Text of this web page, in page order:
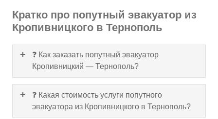
Кратко про попутный эвакуатор из
Кропивницкого в Тернополь
❓ Как заказать попутный эвакуатор
Кропивницкий — Тернополь?
❓ Какая стоимость услуги попутного
эвакуатора из Кропивницкого в Тернополь?